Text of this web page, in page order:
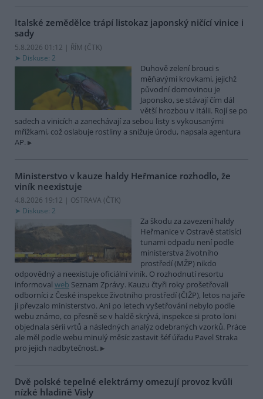
Italské zemědělce trápí listokaz japonský ničící vinice i
sady
5.8.2026 01:12 | ŘÍM (ČTK)
Diskuse: 2
Duhově zelení brouci s
měňavými krovkami, jejichž
původní domovinou je
Japonsko, se stávají čím dál
větší hrozbou v Itálii. Rojí se po
sadech a vinicích a zanechávají za sebou listy s vykousanými
mřížkami, což oslabuje rostliny a snižuje úrodu, napsala agentura
AP.
Ministerstvo v kauze haldy Heřmanice rozhodlo, že
viník neexistuje
4.8.2026 19:12 | OSTRAVA (ČTK)
Diskuse: 2
Za škodu za zavezení haldy
Heřmanice v Ostravě statisíci
tunami odpadu není podle
ministerstva životního
prostředí (MŽP) nikdo
odpovědný a neexistuje oficiální viník. O rozhodnutí resortu
informoval web Seznam Zprávy. Kauzu čtyři roky prošetřovali
odborníci z České inspekce životního prostředí (ČIŽP), letos na jaře
ji převzalo ministerstvo. Ani po letech vyšetřování nebylo podle
webu známo, co přesně se v haldě skrývá, inspekce si proto loni
objednala sérii vrtů a následných analýz odebraných vzorků. Práce
ale měl podle webu minulý měsíc zastavit šéf úřadu Pavel Straka
pro jejich nadbytečnost.
Dvě polské tepelné elektrárny omezují provoz kvůli
nízké hladině Visly